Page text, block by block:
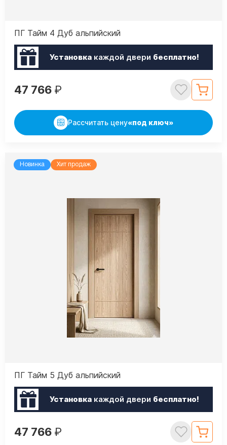
ПГ Тайм 4 Дуб альпийский
Установкакаждой двери бесплатно!
47 766 ₽
Рассчитать цену«под ключ»
Новинка Хит продаж
ПГ Тайм 5 Дуб альпийский
Установкакаждой двери бесплатно!
47 766 ₽